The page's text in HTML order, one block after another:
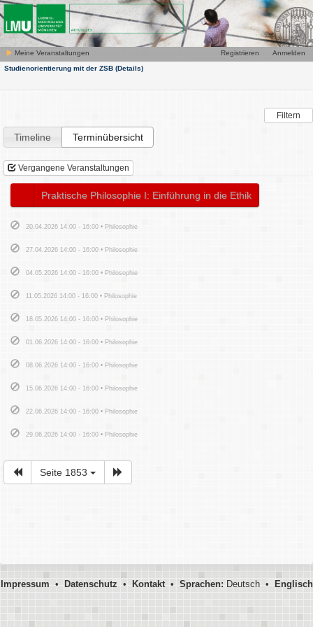
Meine Veranstaltungen Anmelden
Registrieren
Studienorientierung mit der ZSB (Details)
Filtern
Timeline Terminübersicht
Vergangene Veranstaltungen
Praktische Philosophie I: Einführung in die Ethik
20.04.2026 14:00 - 16:00 • Philosophie
27.04.2026 14:00 - 16:00 • Philosophie
04.05.2026 14:00 - 16:00 • Philosophie
11.05.2026 14:00 - 16:00 • Philosophie
18.05.2026 14:00 - 16:00 • Philosophie
01.06.2026 14:00 - 16:00 • Philosophie
08.06.2026 14:00 - 16:00 • Philosophie
15.06.2026 14:00 - 16:00 • Philosophie
22.06.2026 14:00 - 16:00 • Philosophie
29.06.2026 14:00 - 16:00 • Philosophie
Seite 1853
Impressum • Datenschutz • Kontakt• Sprachen:Deutsch • Englisch